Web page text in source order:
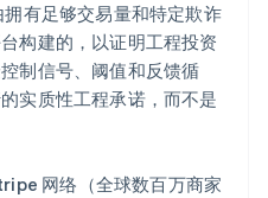
拥有足够交易量和特定欺诈
构建的，以证明工程投资
制信号、阈值和反馈循
实质性工程承诺，而不是
网络（全球数百万商家